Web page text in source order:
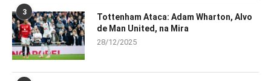
3
Tottenham Ataca: Adam Wharton, Alvo
de Man United, na Mira
28/12/2025